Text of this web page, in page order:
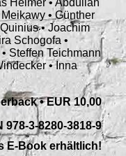
Helmer • Abdullah
• Günther
• Joachim
Schogofa •
Steffen Teichmann
• Inna
• EUR 10,00
978-3-8280-3818-9
E-Book erhältlich!